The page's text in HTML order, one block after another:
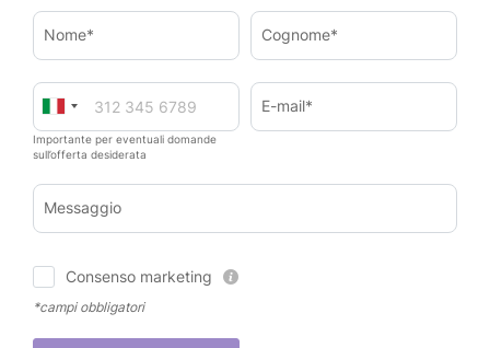
Nome* Cognome*
Importante per eventuali domande
sull’offerta desiderata
E-mail*
Messaggio
Consenso marketing
*campi obbligatori